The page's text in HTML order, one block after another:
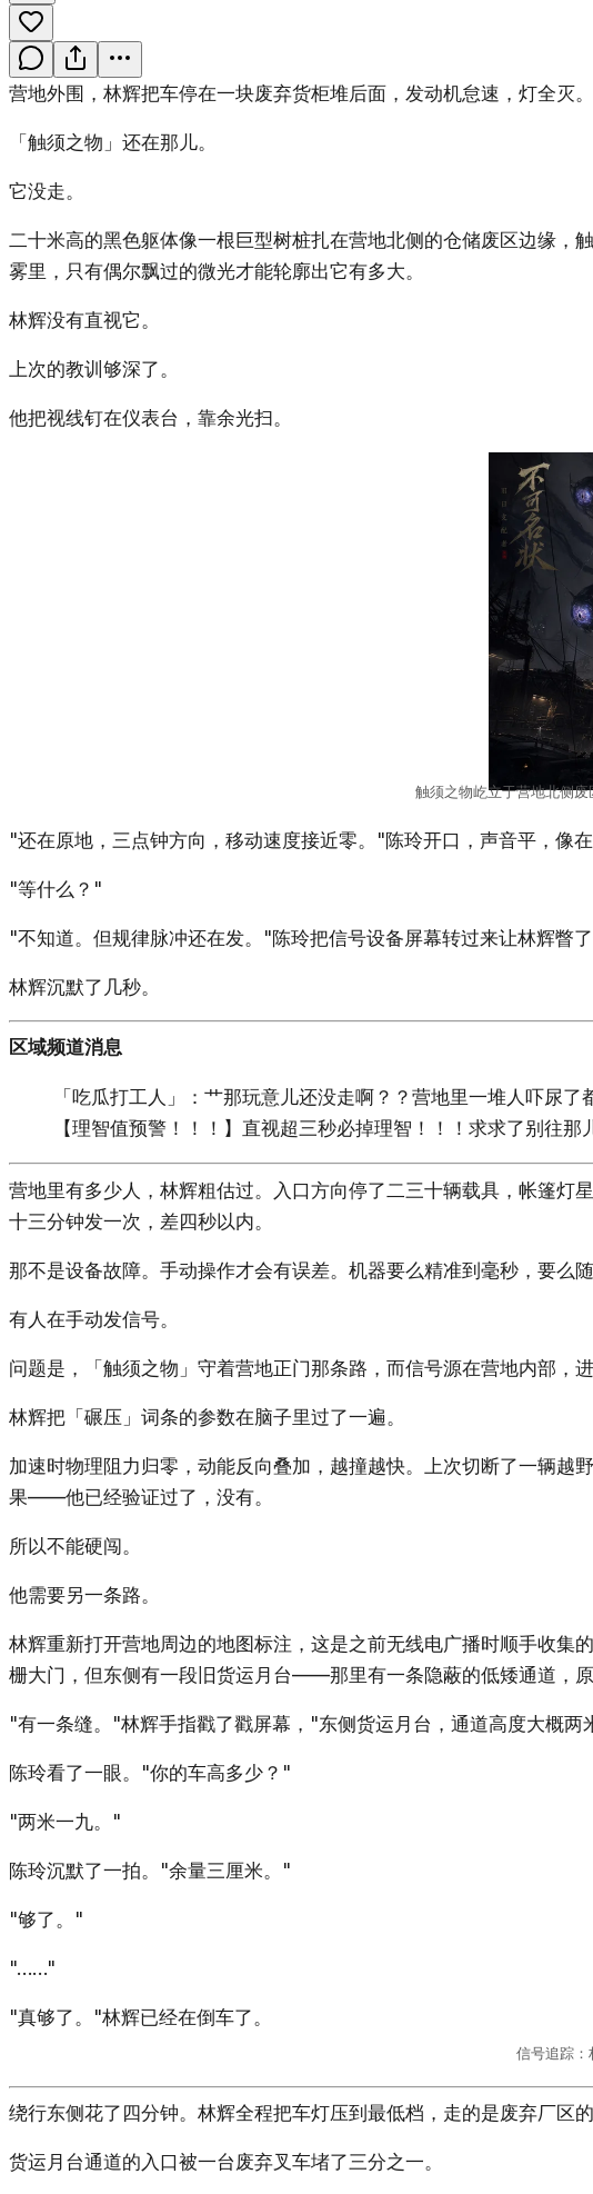
营地外围，林辉把车停在一块废弃货柜堆后面，发动机怠速，灯全灭。
「触须之物」还在那儿。
它没走。
二十米高的黑色躯体像一根巨型树桩扎在营地北侧的仓储废区边缘
雾里，只有偶尔飘过的微光才能轮廓出它有多大。
林辉没有直视它。
上次的教训够深了。
他把视线钉在仪表台，靠余光扫。
触须之物屹立于营地北侧
"还在原地，三点钟方向，移动速度接近零。"陈玲开口，声音平，
"等什么？"
"不知道。但规律脉冲还在发。"陈玲把信号设备屏幕转过来让林辉瞥
林辉沉默了几秒。
区域频道消息
「吃瓜打工人」：艹那玩意儿还没走啊？？营地里一堆人吓尿
【理智值预警！！！】直视超三秒必掉理智！！！求求了别往那
营地里有多少人，林辉粗估过。入口方向停了二三十辆载具，帐篷
十三分钟发一次，差四秒以内。
那不是设备故障。手动操作才会有误差。机器要么精准到毫秒，要么
有人在手动发信号。
问题是，「触须之物」守着营地正门那条路，而信号源在营地内部，
林辉把「碾压」词条的参数在脑子里过了一遍。
加速时物理阻力归零，动能反向叠加，越撞越快。上次切断了一辆越
果——他已经验证过了，没有。
所以不能硬闯。
他需要另一条路。
林辉重新打开营地周边的地图标注，这是之前无线电广播时顺手收集
栅大门，但东侧有一段旧货运月台——那里有一条隐蔽的低矮通道，
"有一条缝。"林辉手指戳了戳屏幕，"东侧货运月台，通道高度大概两
陈玲看了一眼。"你的车高多少？"
"两米一九。"
陈玲沉默了一拍。"余量三厘米。"
"够了。"
"……"
"真够了。"林辉已经在倒车了。
信号追踪：
绕行东侧花了四分钟。林辉全程把车灯压到最低档，走的是废弃厂区
货运月台通道的入口被一台废弃叉车堵了三分之一。